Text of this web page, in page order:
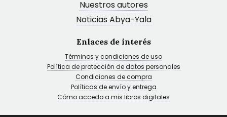
Nuestros autores
Noticias Abya-Yala
Enlaces de interés
Términos y condiciones de uso
Política de protección de datos personales
Condiciones de compra
Políticas de envío y entrega
Cómo accedo a mis libros digitales